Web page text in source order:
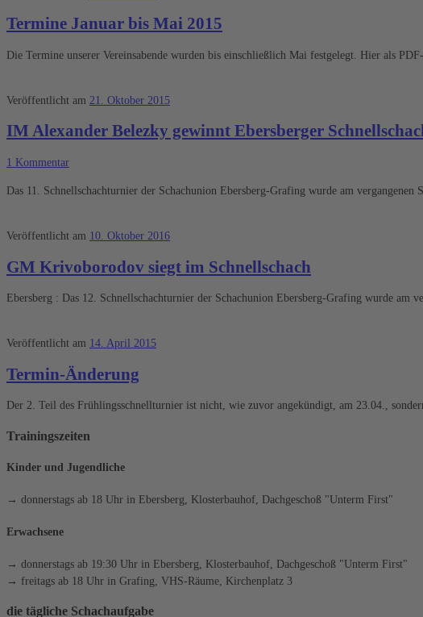
Termine Januar bis Mai 2015
Die Termine unserer Vereinsabende wurden bis einschließlich Mai festgelegt. Hier als
Veröffentlicht am 21. Oktober 2015
IM Alexander Belezky gewinnt Ebersberger
1 Kommentar
Das 11. Schnellschachturnier der Schachunion Ebersberg-Grafing wurde am
Veröffentlicht am 10. Oktober 2016
GM Krivoborodov siegt im Schnellschach
Ebersberg : Das 12. Schnellschachturnier der Schachunion Ebersberg-Grafing wurde
Veröffentlicht am 14. April 2015
Termin-Änderung
Der 2. Teil des Frühlingsschnellturnier ist nicht, wie zuvor angekündigt, am 23.04.,
Trainingszeiten
Kinder und Jugendliche
→ donnerstags ab 18 Uhr in Ebersberg, Klosterbauhof, Dachgeschoß "Unterm First"
Erwachsene
→ donnerstags ab 19:30 Uhr in Ebersberg, Klosterbauhof, Dachgeschoß "Unterm First"
→ freitags ab 18 Uhr in Grafing, VHS-Räume, Kirchenplatz 3
die tägliche Schachaufgabe